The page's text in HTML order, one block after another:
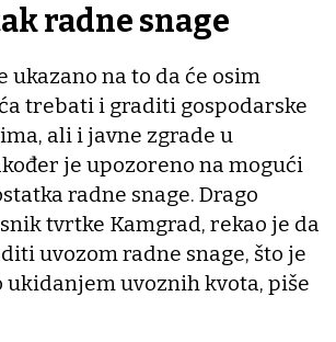
radne snage
ukazano na to da će osim
trebati i graditi gospodarske
ali i javne zgrade u
je upozoreno na mogući
radne snage. Drago
tvrtke Kamgrad, rekao je da
uvozom radne snage, što je
ukidanjem uvoznih kvota, piše